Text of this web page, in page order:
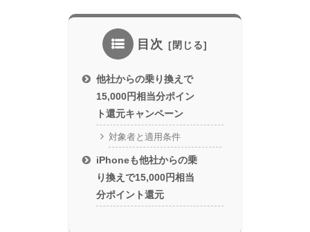
目次
他社からの乗り換えで
15,000円相当分ポイン
ト還元キャンペーン
対象者と適用条件
iPhoneも他社からの乗
り換えで15,000円相当
分ポイント還元